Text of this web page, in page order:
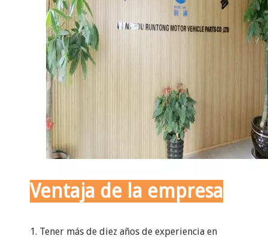
Ventaja de la empresa
1. Tener más de diez años de experiencia en